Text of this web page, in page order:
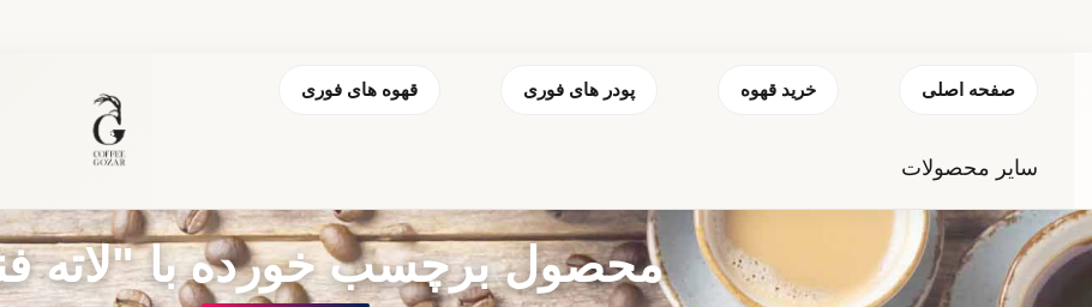
صفحه اصلی خرید قهوه پودر های فوری قهوه های فوری
سایر محصولات
محصول برچسب خورده با "لاته